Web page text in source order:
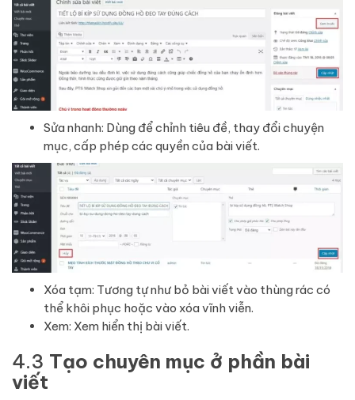
Sửa nhanh: Dùng để chỉnh tiêu đề, thay đổi chuyện
mục, cấp phép các quyền của bài viết.
Xóa tạm: Tương tự như bỏ bài viết vào thùng rác có
thể khôi phục hoặc vào xóa vĩnh viễn.
Xem: Xem hiển thị bài viết.
4.3 Tạo chuyên mục ở phần bài
viết